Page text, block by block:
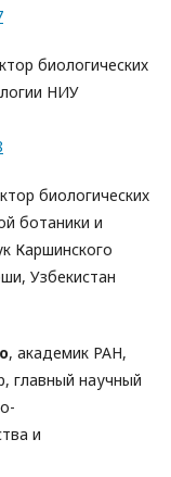
биологических
НИУ
биологических
ботаники и
Каршинского
Узбекистан
, академик РАН,
главный научный
и